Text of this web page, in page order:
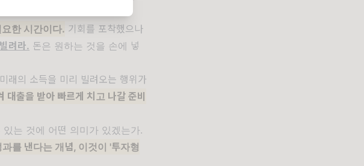
한 시간이다. 기회를 포착했으나
려라. 돈은 원하는 것을 손에 넣
래의 소득을 미리 빌려오는 행위가
대출을 받아 빠르게 치고 나갈 준비
는 것에 어떤 의미가 있겠는가.
를 낸다는 개념, 이것이 '투자형